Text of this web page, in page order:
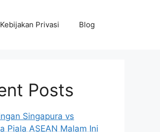
Kebijakan Privasi Blog
Posts
Singapura vs
Piala ASEAN Malam Ini